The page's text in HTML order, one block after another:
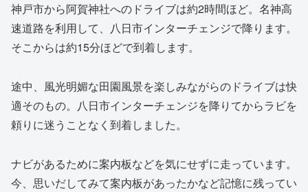
神戸市から阿賀神社へのドライブは約2時間ほど。名神高
速道路を利用して、八日市インターチェンジで降ります。
そこからは約15分ほどで到着します。
途中、風光明媚な田園風景を楽しみながらのドライブは快
適そのもの。八日市インターチェンジを降りてからラビを
頼りに迷うことなく到着しました。
ナビがあるために案内板などを気にせずに走っています。
今、思いだしてみて案内板があったかなど記憶に残ってい